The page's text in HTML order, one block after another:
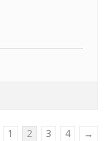
1 2 3 4 →